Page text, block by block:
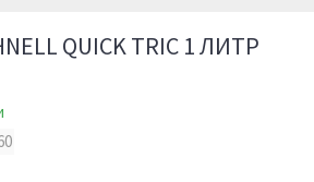
QUICK TRIC 1 ЛИТР